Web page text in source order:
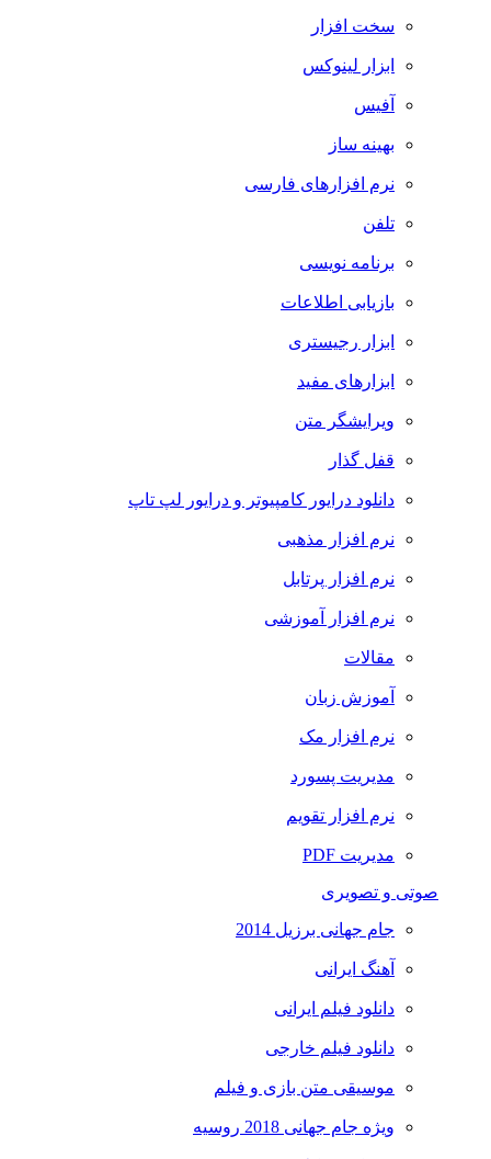
سخت افزار
ابزار لینوکس
آفیس
بهینه ساز
نرم افزارهای فارسی
تلفن
برنامه نویسی
بازیابی اطلاعات
ابزار رجیستری
ابزارهای مفید
ویرایشگر متن
قفل گذار
دانلود درایور کامپیوتر و درایور لپ تاپ
نرم افزار مذهبی
نرم افزار پرتابل
نرم افزار آموزشی
مقالات
آموزش زبان
نرم افزار مک
مدیریت پسورد
نرم افزار تقویم
مدیریت PDF
صوتی و تصویری
جام جهانی برزیل 2014
آهنگ ایرانی
دانلود فیلم ایرانی
دانلود فیلم خارجی
موسیقی متن بازی و فیلم
ویژه جام جهانی 2018 روسیه